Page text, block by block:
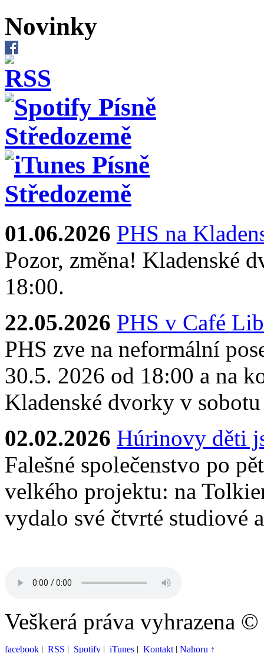
Novinky
01.06.2026 PHS na
Pozor, změna! Kladenské
18:00.
22.05.2026 PHS v Café
PHS zve na neformální
30.5. 2026 od 18:00 a na
Kladenské dvorky v
02.02.2026 Húrinovy děti
Falešné společenstvo po
velkého projektu: na
vydalo své čtvrté studiové
Veškerá práva vyhrazena
facebook | RSS | Spotify | iTunes | Kontakt | Nahoru ↑